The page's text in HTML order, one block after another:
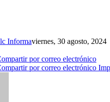
Informaviernes, 30 agosto, 2024
por correo electrónico
por correo electrónico